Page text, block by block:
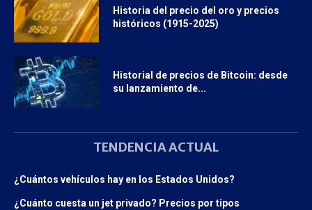
Historia del precio del oro y precios
históricos (1915-2025)
Historial de precios de Bitcoin: desde
su lanzamiento de...
TENDENCIA ACTUAL
¿Cuántos vehículos hay en los Estados Unidos?
¿Cuánto cuesta un jet privado? Precios por tipos